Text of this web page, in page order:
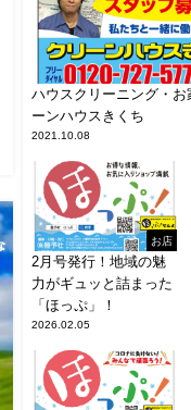
ハウスクリーニング・お
ーンハウスきくち
2021.10.08
お店
2月号発行！地域の魅
力がギュッと詰まった
「ほっぷ」！
2026.02.05